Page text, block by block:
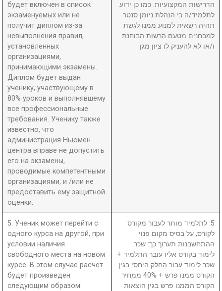
будет включен в список
экзаменуемых или не
получит диплом из-за
невыполнения правил,
установленных
организациями,
принимающими экзамены.
Диплом будет выдан
ученику, участвующему в
80% уроков и выполнявшему
все профессиональные
требования. Ученику также
известно, что
администрация Ньюмен
центра вправе не допустить
его на экзамены,
проводимые компетентными
организациями, и /или не
предоставить ему защитной
оценки.
הדרישות המקצועיות. כמו כן ידוע
לתלמיד/ה כי הנהלת ניומן סנטר
תהיה רשאית למנוע ממנו לגשת
למבחנים מטעם הרשות הבוחנת
ו/או לא להעניק לו ציון מגן.
5. Ученик может перейти с
одного курса на другой, при
условии наличия
свободного места на новом
курсе. В этом случае расчет
будет произведен
следующим образом:
5. לתלמיד מותר לעבור מקורס
לקורס, על בסיס מקום פנוי.
ההתחשבנות תערוך כך: שכר
לימוד בקורס אליו עובר התלמיד +
שכר לימוד עבור החלק היחסי בגין
הקורס ממנו פרש + 40% ממחיר
הקורס הממנו פרש בגין הוצאות